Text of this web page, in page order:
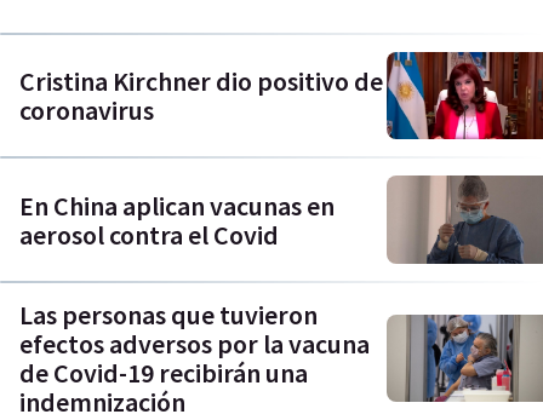
Cristina Kirchner dio positivo de
coronavirus
En China aplican vacunas en
aerosol contra el Covid
Las personas que tuvieron
efectos adversos por la vacuna
de Covid-19 recibirán una
indemnización